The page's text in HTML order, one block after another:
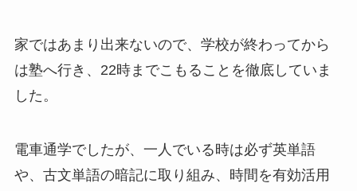
家ではあまり出来ないので、学校が終わってから
は塾へ行き、22時までこもることを徹底していま
した。
電車通学でしたが、一人でいる時は必ず英単語
や、古文単語の暗記に取り組み、時間を有効活用